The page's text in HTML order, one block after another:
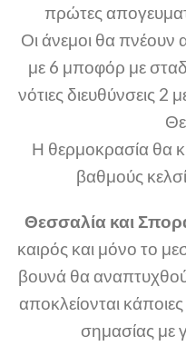
πρώτες
Οι άνεμοι θα πνέουν
με 6 μποφόρ με
νότιες διευθύνσεις 2
Η θερμοκρασία θα
βαθμούς
Θεσσαλία και
καιρός και μόνο το
βουνά θα
αποκλείονται
σημασίας με